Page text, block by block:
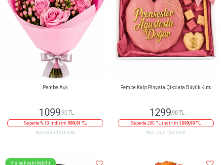
Pembe Aşk
1099,90 TL
Sepette % 10 indirim 989,91 TL
Aynı Gün Teslimat
Pembe Kalp Pinyata Çikolata Büyük Kutu
1299,90 TL
Sepette 200 TL indirim 1099,90 TL
Aynı Gün Teslimat
Kişiselleştirilebilir